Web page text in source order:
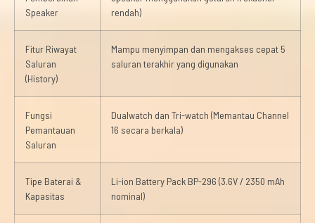
Speaker
rendah)
Fitur Riwayat
Saluran
(History)
Mampu menyimpan dan mengakses cepat 5
saluran terakhir yang digunakan
Fungsi
Pemantauan
Saluran
Dualwatch dan Tri-watch (Memantau Channel
16 secara berkala)
Tipe Baterai &
Kapasitas
Li-ion Battery Pack BP-296 (3.6V / 2350 mAh
nominal)